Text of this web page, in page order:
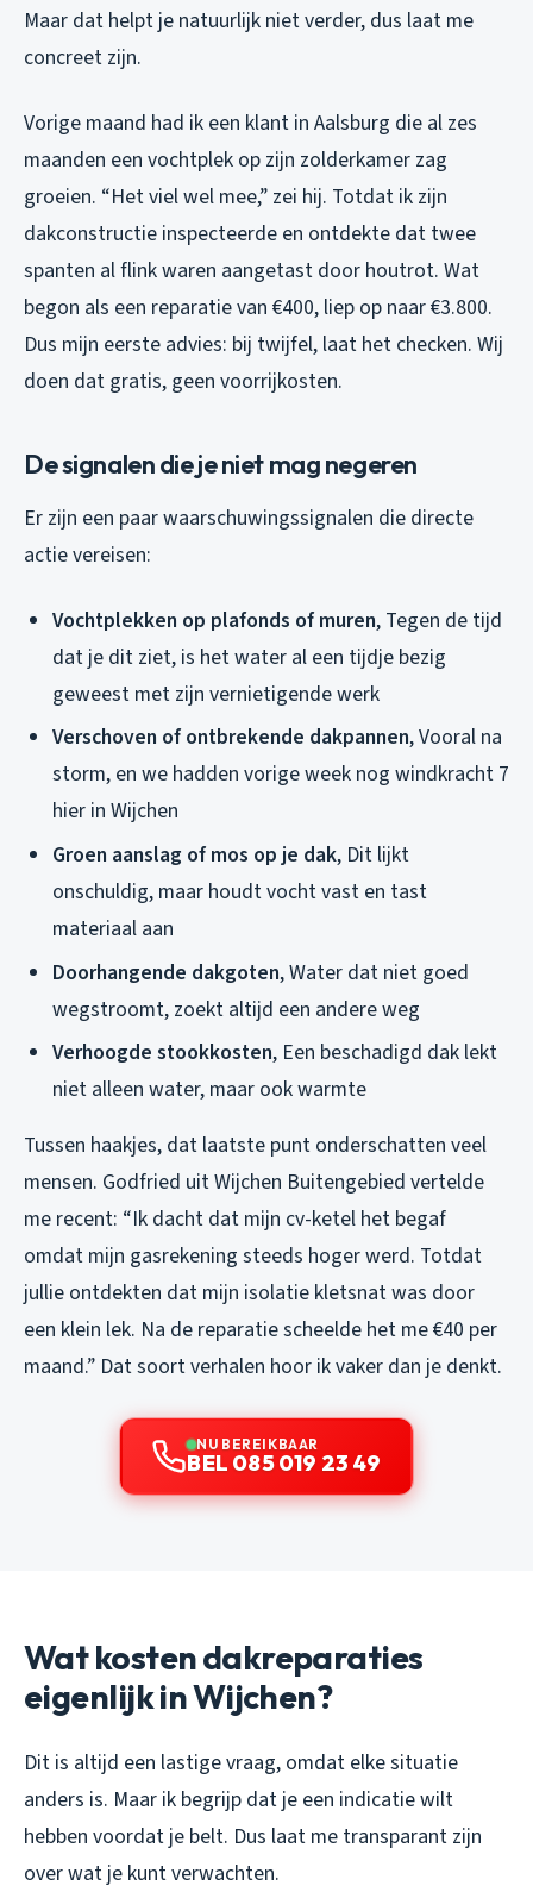
Maar dat helpt je natuurlijk niet verder, dus laat me
concreet zijn.
Vorige maand had ik een klant in Aalsburg die al zes
maanden een vochtplek op zijn zolderkamer zag
groeien. “Het viel wel mee,” zei hij. Totdat ik zijn
dakconstructie inspecteerde en ontdekte dat twee
spanten al flink waren aangetast door houtrot. Wat
begon als een reparatie van €400, liep op naar €3.800.
Dus mijn eerste advies: bij twijfel, laat het checken. Wij
doen dat gratis, geen voorrijkosten.
De signalen die je niet mag negeren
Er zijn een paar waarschuwingssignalen die directe
actie vereisen:
Vochtplekken op plafonds of muren, Tegen de tijd
dat je dit ziet, is het water al een tijdje bezig
geweest met zijn vernietigende werk
Verschoven of ontbrekende dakpannen, Vooral na
storm, en we hadden vorige week nog windkracht 7
hier in Wijchen
Groen aanslag of mos op je dak, Dit lijkt
onschuldig, maar houdt vocht vast en tast
materiaal aan
Doorhangende dakgoten, Water dat niet goed
wegstroomt, zoekt altijd een andere weg
Verhoogde stookkosten, Een beschadigd dak lekt
niet alleen water, maar ook warmte
Tussen haakjes, dat laatste punt onderschatten veel
mensen. Godfried uit Wijchen Buitengebied vertelde
me recent: “Ik dacht dat mijn cv-ketel het begaf
omdat mijn gasrekening steeds hoger werd. Totdat
jullie ontdekten dat mijn isolatie kletsnat was door
een klein lek. Na de reparatie scheelde het me €40 per
maand.” Dat soort verhalen hoor ik vaker dan je denkt.
NU BEREIKBAAR
BEL 085 019 23 49
Wat kosten dakreparaties
eigenlijk in Wijchen?
Dit is altijd een lastige vraag, omdat elke situatie
anders is. Maar ik begrijp dat je een indicatie wilt
hebben voordat je belt. Dus laat me transparant zijn
over wat je kunt verwachten.